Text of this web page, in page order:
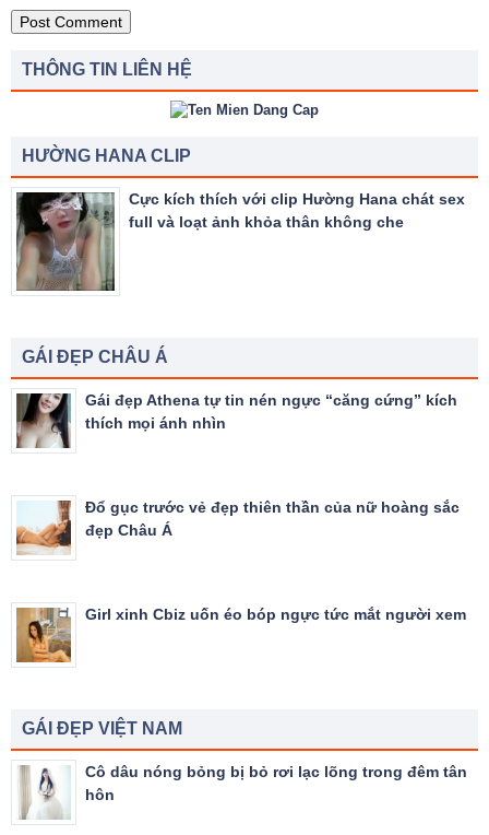
THÔNG TIN LIÊN HỆ
HƯỜNG HANA CLIP
Cực kích thích với clip Hường Hana chát sex
full và loạt ảnh khỏa thân không che
GÁI ĐẸP CHÂU Á
Gái đẹp Athena tự tin nén ngực “căng cứng” kích
thích mọi ánh nhìn
Đổ gục trước vẻ đẹp thiên thần của nữ hoàng sắc
đẹp Châu Á
Girl xinh Cbiz uốn éo bóp ngực tức mắt người xem
GÁI ĐẸP VIỆT NAM
Cô dâu nóng bỏng bị bỏ rơi lạc lõng trong đêm tân
hôn